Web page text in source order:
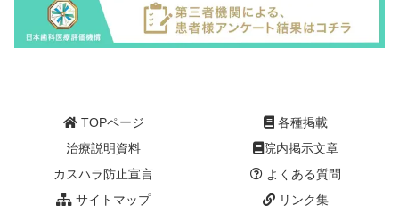
TOPページ
各種掲載
治療説明資料
院内掲示文章
カスハラ防止宣言
よくある質問
サイトマップ
リンク集